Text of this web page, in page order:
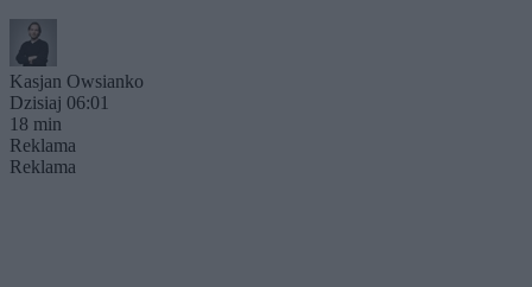
Kasjan Owsianko
Dzisiaj 06:01
18 min
Reklama
Reklama